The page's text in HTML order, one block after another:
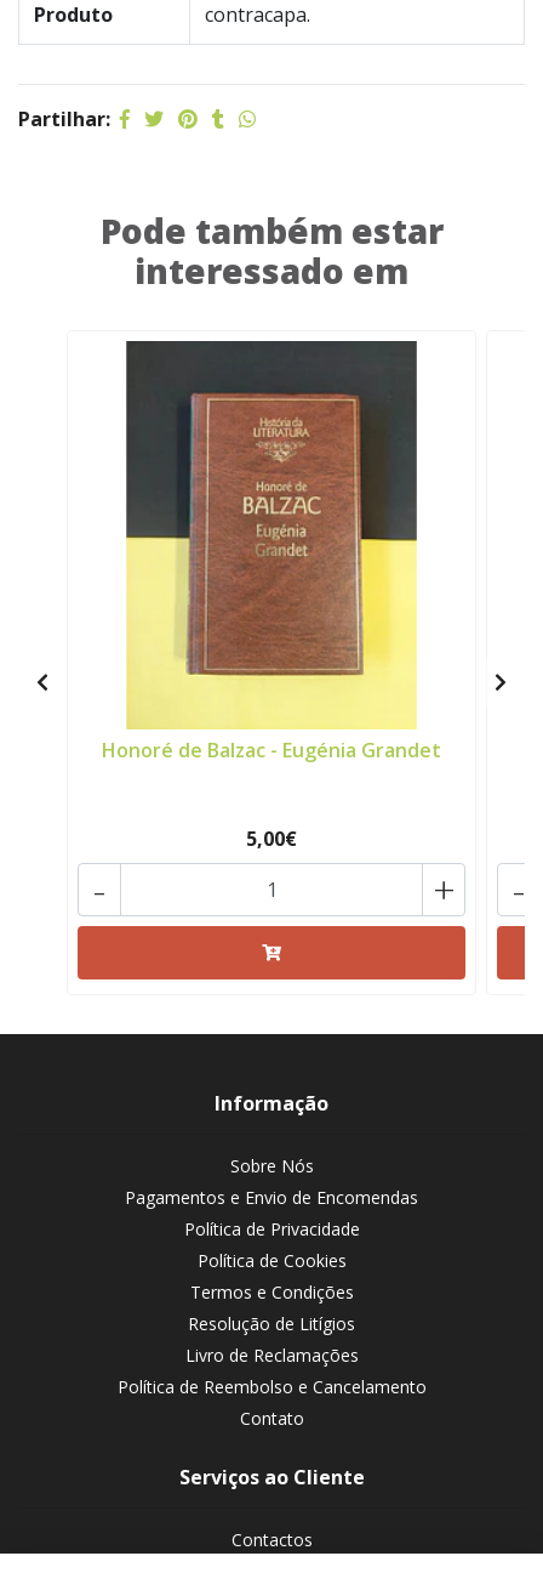
Produto
contracapa.
Partilhar:
Pode também estar
interessado em
Honoré de Balzac - Eugénia Grandet
5,00€
+
- -
Informação
Sobre Nós
Pagamentos e Envio de Encomendas
Política de Privacidade
Política de Cookies
Termos e Condições
Resolução de Litígios
Livro de Reclamações
Política de Reembolso e Cancelamento
Contato
Serviços ao Cliente
Contactos